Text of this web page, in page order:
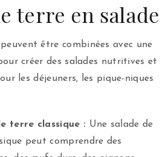
terre en salade
être combinées avec une
créer des salades nutritives et
les déjeuners, les pique-niques
terre classique : Une salade de
peut comprendre des